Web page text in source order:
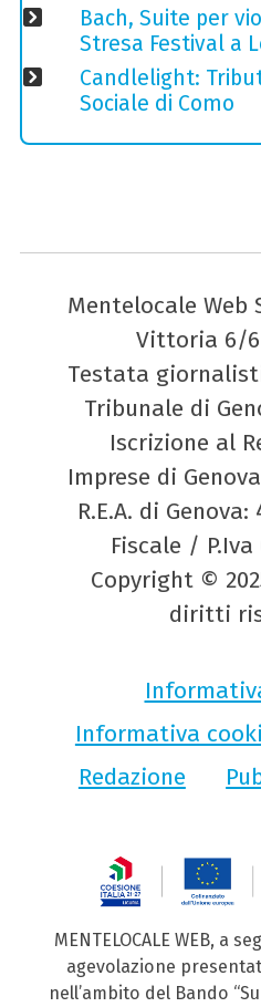
Bach, Suite per
Stresa Festival a
Candlelight:
Sociale di Como
Mentelocale Web
Vittoria 6/6
Testata
Tribunale di
Iscrizione al
Imprese di
R.E.A. di
Fiscale / P.Iva
Copyright ©
diritti
Informativa
Redazione
MENTELOCALE WEB, a
agevolazione
nell’ambito del Bando